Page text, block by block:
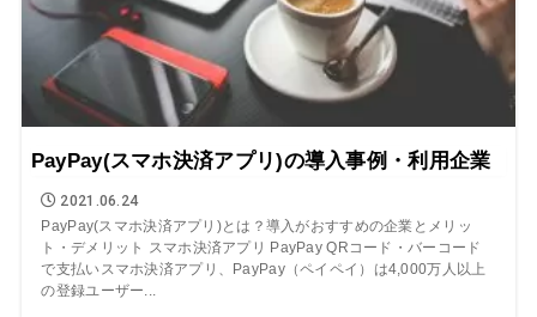
PayPay(スマホ決済アプリ)の導入事例・利用企業
2021.06.24
PayPay(スマホ決済アプリ)とは？導入がおすすめの企業とメリッ
ト・デメリット スマホ決済アプリ PayPay QRコード・バーコード
で支払いスマホ決済アプリ、PayPay（ペイペイ）は4,000万人以上
の登録ユーザー...